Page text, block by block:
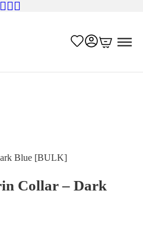
Blue [BULK]
Collar – Dark